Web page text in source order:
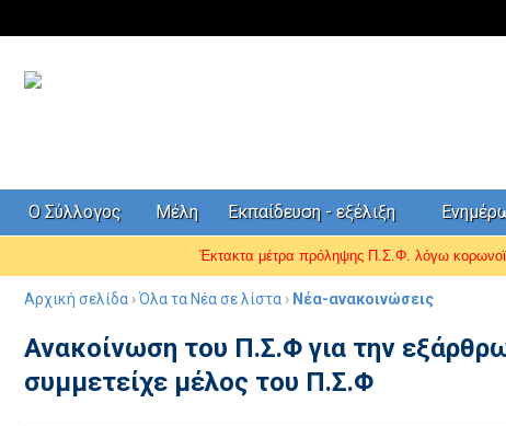
Ο Σύλλογος Μέλη Εκπαίδευση - εξέλιξη
Έκτακτα μέτρα πρόληψης Π.Σ.Φ. λόγω
Αρχική σελίδα ›Όλα τα Νέα σε λίστα › Νέα-ανακοινώσεις
Ανακοίνωση του Π.Σ.Φ για την
συμμετείχε μέλος του Π.Σ.Φ